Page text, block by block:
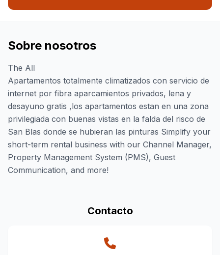
Sobre nosotros
The All
Apartamentos totalmente climatizados con servicio de
internet por fibra aparcamientos privados, lena y
desayuno gratis ,los apartamentos estan en una zona
privilegiada con buenas vistas en la falda del risco de
San Blas donde se hubieran las pinturas Simplify your
short-term rental business with our Channel Manager,
Property Management System (PMS), Guest
Communication, and more!
Contacto